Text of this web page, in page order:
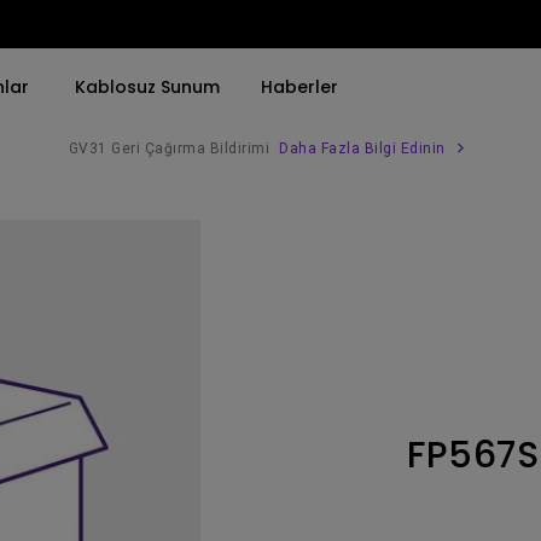
LED
Lazer
USB-C
Thunderbolt
Kablosuz Sunum Haberler
GV31 Geri Çağırma Bildirimi Daha Fazla Bilgi Edinin